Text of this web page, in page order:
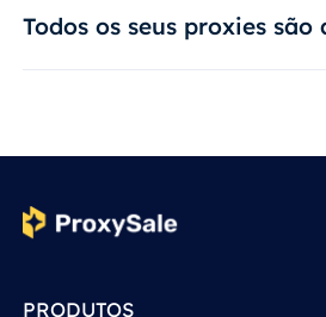
Todos os seus proxies são
PRODUTOS